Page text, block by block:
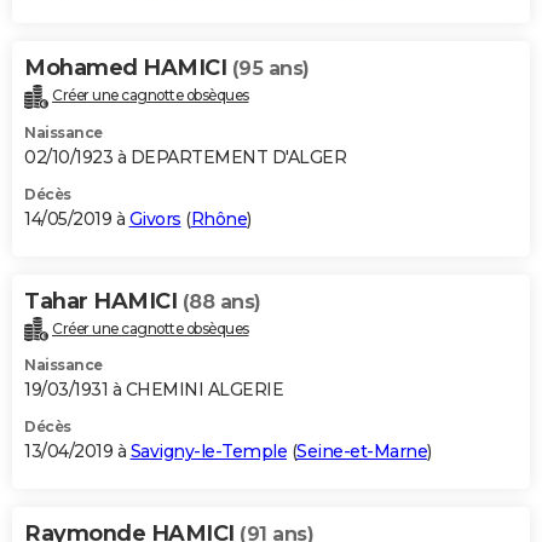
Mohamed HAMICI (95 ans)
Créer une cagnotte obsèques
Naissance
02/10/1923 à DEPARTEMENT D'ALGER
Décès
14/05/2019 à Givors (Rhône)
Tahar HAMICI (88 ans)
Créer une cagnotte obsèques
Naissance
19/03/1931 à CHEMINI ALGERIE
Décès
13/04/2019 à Savigny-le-Temple (Seine-et-Marne)
Raymonde HAMICI (91 ans)